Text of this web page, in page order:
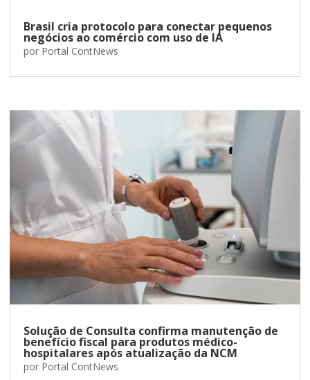
Brasil cria protocolo para conectar pequenos
negócios ao comércio com uso de IA
por Portal ContNews
Solução de Consulta confirma manutenção de
benefício fiscal para produtos médico-
hospitalares após atualização da NCM
por Portal ContNews